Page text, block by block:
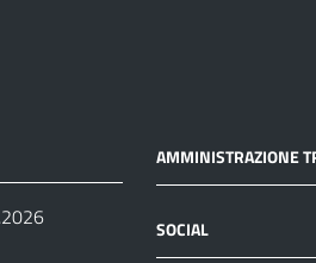
AMMINISTRAZIONE
SOCIAL